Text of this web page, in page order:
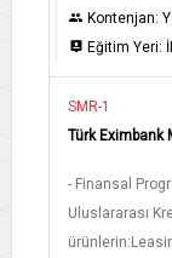
Kontenjan:
Eğitim Yeri:
SMR-1
Türk Eximbank
- Finansal
Uluslararası